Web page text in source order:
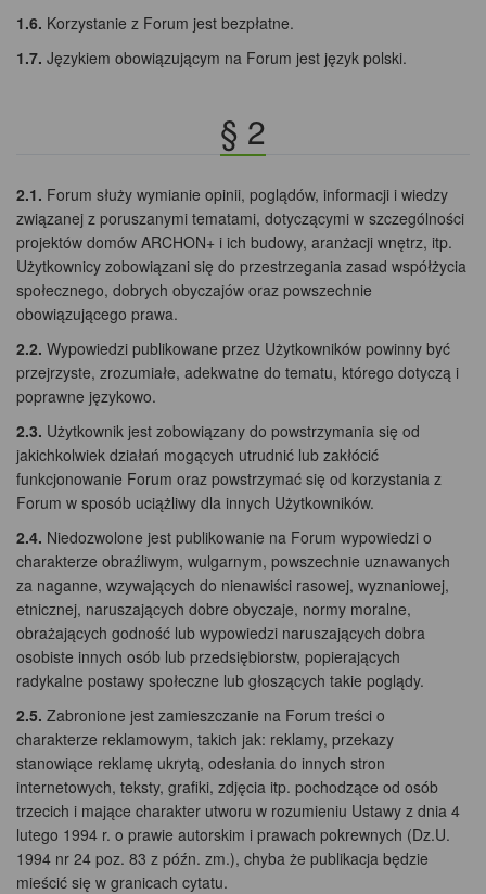
1.6. Korzystanie z Forum jest bezpłatne.
1.7. Językiem obowiązującym na Forum jest język polski.
§ 2
2.1. Forum służy wymianie opinii, poglądów, informacji i wiedzy
związanej z poruszanymi tematami, dotyczącymi w szczególności
projektów domów ARCHON+ i ich budowy, aranżacji wnętrz, itp.
Użytkownicy zobowiązani się do przestrzegania zasad współżycia
społecznego, dobrych obyczajów oraz powszechnie
obowiązującego prawa.
2.2. Wypowiedzi publikowane przez Użytkowników powinny być
przejrzyste, zrozumiałe, adekwatne do tematu, którego dotyczą i
poprawne językowo.
2.3. Użytkownik jest zobowiązany do powstrzymania się od
jakichkolwiek działań mogących utrudnić lub zakłócić
funkcjonowanie Forum oraz powstrzymać się od korzystania z
Forum w sposób uciążliwy dla innych Użytkowników.
2.4. Niedozwolone jest publikowanie na Forum wypowiedzi o
charakterze obraźliwym, wulgarnym, powszechnie uznawanych
za naganne, wzywających do nienawiści rasowej, wyznaniowej,
etnicznej, naruszających dobre obyczaje, normy moralne,
obrażających godność lub wypowiedzi naruszających dobra
osobiste innych osób lub przedsiębiorstw, popierających
radykalne postawy społeczne lub głoszących takie poglądy.
2.5. Zabronione jest zamieszczanie na Forum treści o
charakterze reklamowym, takich jak: reklamy, przekazy
stanowiące reklamę ukrytą, odesłania do innych stron
internetowych, teksty, grafiki, zdjęcia itp. pochodzące od osób
trzecich i mające charakter utworu w rozumieniu Ustawy z dnia 4
lutego 1994 r. o prawie autorskim i prawach pokrewnych (Dz.U.
1994 nr 24 poz. 83 z późn. zm.), chyba że publikacja będzie
mieścić się w granicach cytatu.